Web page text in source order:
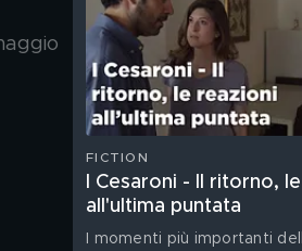
FICTION
I Cesaroni - Il ritorno,
all'ultima puntata
I momenti più importanti